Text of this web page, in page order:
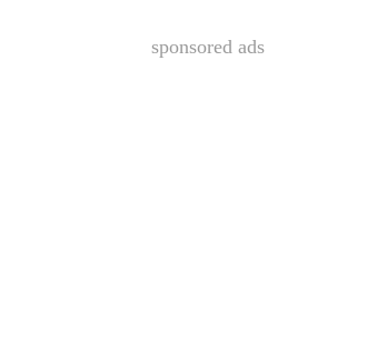
sponsored ads